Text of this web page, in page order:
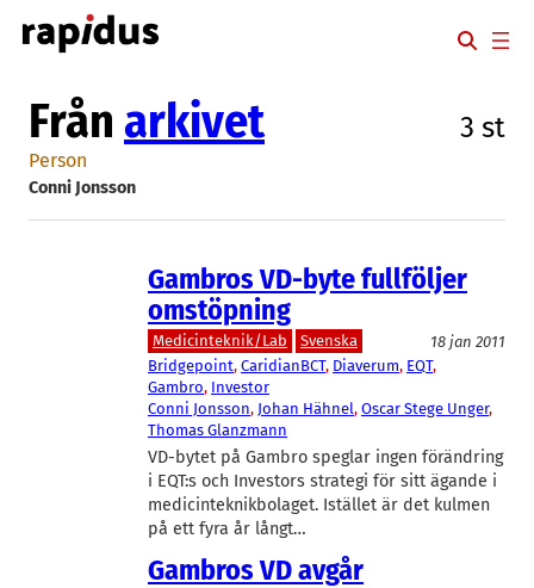
Hoppa
till
Från arkivet 3 st
Person
Conni Jonsson
Gambros VD-byte fullföljer
omstöpning
Medicinteknik/Lab Svenska
18 jan 2011
Bridgepoint, CaridianBCT, Diaverum, EQT
Gambro, Investor
Conni Jonsson, Johan Hähnel, Oscar Stege Unger
Thomas Glanzmann
VD-bytet på Gambro speglar ingen förändring
i EQT:s och Investors strategi för sitt ägande i
medicinteknikbolaget. Istället är det kulmen
på ett fyra år långt…
Gambros VD avgår